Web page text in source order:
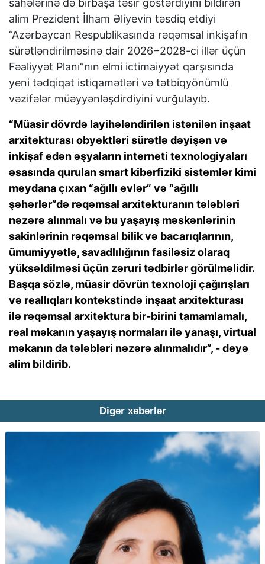
sahələrinə də birbaşa təsir göstərdiyini bildirən
alim Prezident İlham Əliyevin təsdiq etdiyi
“Azərbaycan Respublikasında rəqəmsal inkişafın
sürətləndirilməsinə dair 2026−2028-ci illər üçün
Fəaliyyət Planı”nın elmi ictimaiyyət qarşısında
yeni tədqiqat istiqamətləri və tətbiqyönümlü
vəzifələr müəyyənləşdirdiyini vurğulayıb.
“Müasir dövrdə layihələndirilən istənilən inşaat
arxitekturası obyektləri sürətlə dəyişən və
inkişaf edən əşyaların interneti texnologiyaları
əsasında qurulan smart kiberfiziki sistemlər kimi
meydana çıxan “ağıllı evlər” və “ağıllı
şəhərlər”də rəqəmsal arxitekturanın tələbləri
nəzərə alınmalı və bu yaşayış məskənlərinin
sakinlərinin rəqəmsal bilik və bacarıqlarının,
ümumiyyətlə, savadlılığının fasiləsiz olaraq
yüksəldilməsi üçün zəruri tədbirlər görülməlidir.
Başqa sözlə, müasir dövrün texnoloji çağırışları
və reallıqları kontekstində inşaat arxitekturası
ilə rəqəmsal arxitektura bir-birini tamamlamalı,
real məkanın yaşayış normaları ilə yanaşı, virtual
məkanın da tələbləri nəzərə alınmalıdır”, - deyə
alim bildirib.
Digər xəbərlər